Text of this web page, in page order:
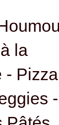
la
-
-